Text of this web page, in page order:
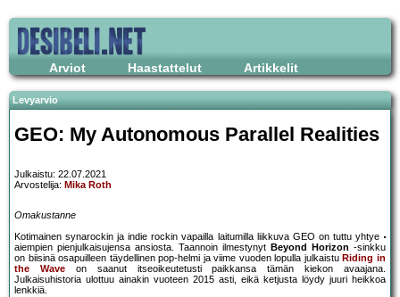
Arviot Haastattelut Artikkelit
Levyarvio
GEO: My Autonomous Parallel Realities
Julkaistu: 22.07.2021
Arvostelija: Mika Roth
Omakustanne
Kotimainen synarockin ja indie rockin vapailla laitumilla liikkuva GEO on tuttu yhtye
aiempien pienjulkaisujensa ansiosta. Taannoin ilmestynyt Beyond Horizon -sinkku
on biisinä osapuilleen täydellinen pop-helmi ja viime vuoden lopulla julkaistu Riding in
the Waveon saanut itseoikeutetusti paikkansa tämän kiekon avaajana.
Julkaisuhistoria ulottuu ainakin vuoteen 2015 asti, eikä ketjusta löydy juuri heikkoa
lenkkiä.